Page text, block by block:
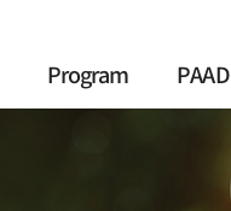
Program PAAD